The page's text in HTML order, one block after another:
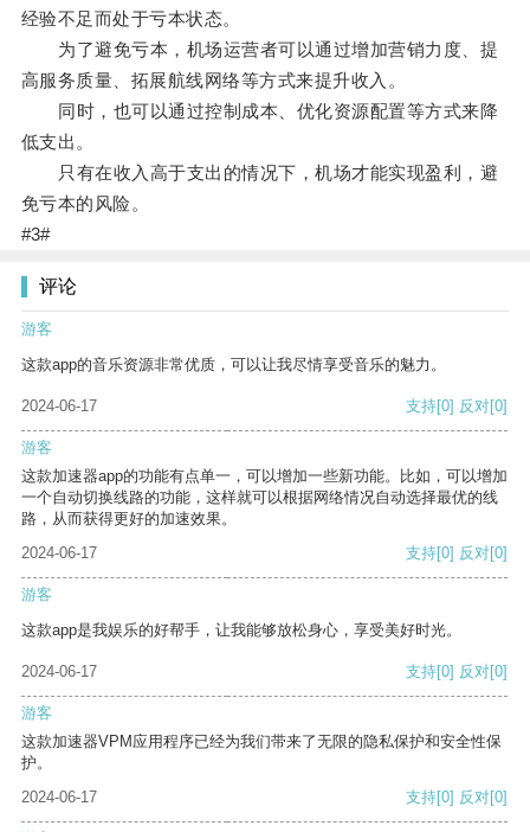
经验不足而处于亏本状态。
为了避免亏本，机场运营者可以通过增加营销力度、提
高服务质量、拓展航线网络等方式来提升收入。
同时，也可以通过控制成本、优化资源配置等方式来降
低支出。
只有在收入高于支出的情况下，机场才能实现盈利，避
免亏本的风险。
#3#
评论
游客
这款app的音乐资源非常优质，可以让我尽情享受音乐的魅力。
2024-06-17 支持[0] 反对[0]
游客
这款加速器app的功能有点单一，可以增加一些新功能。比如，可以增加
一个自动切换线路的功能，这样就可以根据网络情况自动选择最优的线
路，从而获得更好的加速效果。
2024-06-17
支持[0] 反对[0]
游客
这款app是我娱乐的好帮手，让我能够放松身心，享受美好时光。
2024-06-17 支持[0] 反对[0]
游客
这款加速器VPM应用程序已经为我们带来了无限的隐私保护和安全性保
护。
2024-06-17
支持[0] 反对[0]